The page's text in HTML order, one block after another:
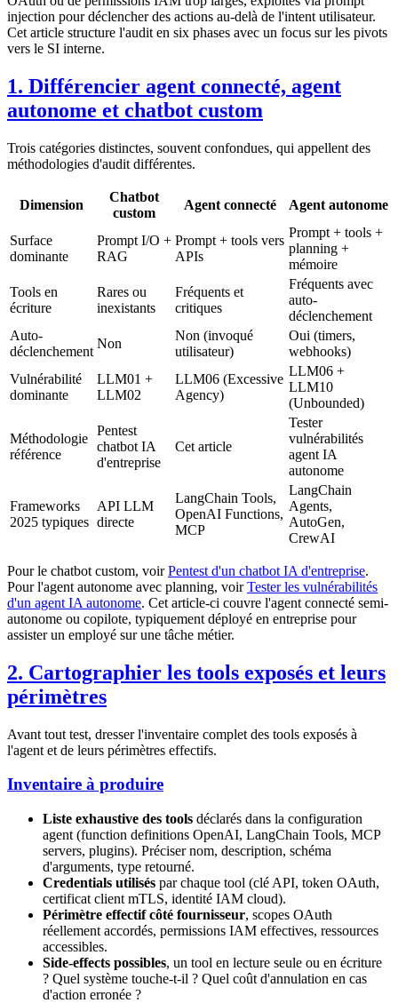
injection pour déclencher des actions au-delà de l'intent utilisateur.
Cet article structure l'audit en six phases avec un focus sur les pivots
vers le SI interne.
1. Différencier agent connecté, agent
autonome et chatbot custom
Trois catégories distinctes, souvent confondues, qui appellent des
méthodologies d'audit différentes.
Dimension
Chatbot
custom
Agent connecté Agent autonome
Surface
dominante
Prompt I/O +
RAG
Prompt + tools vers
APIs
Prompt + tools +
planning +
mémoire
Tools en
écriture
Rares ou
inexistants
Fréquents et
critiques
Fréquents avec
auto-
déclenchement
Auto-
déclenchement
Non
Non (invoqué
utilisateur)
Oui (timers,
webhooks)
Vulnérabilité
dominante
LLM01 +
LLM02
LLM06 (Excessive
Agency)
LLM06 +
LLM10
(Unbounded)
Méthodologie
référence
Pentest
chatbot IA
d'entreprise
Cet article
Tester
vulnérabilités
agent IA
autonome
Frameworks
2025 typiques
API LLM
directe
LangChain Tools,
OpenAI Functions,
MCP
LangChain
Agents,
AutoGen,
CrewAI
Pour le chatbot custom, voirPentest d'un chatbot IA d'entreprise.
Pour l'agent autonome avec planning, voirTester les vulnérabilités
d'un agent IA autonome. Cet article-ci couvre l'agent connecté semi-
autonome ou copilote, typiquement déployé en entreprise pour
assister un employé sur une tâche métier.
2. Cartographier les tools exposés et leurs
périmètres
Avant tout test, dresser l'inventaire complet des tools exposés à
l'agent et de leurs périmètres effectifs.
Inventaire à produire
Liste exhaustive des tools déclarés dans la configuration
agent (function definitions OpenAI, LangChain Tools, MCP
servers, plugins). Préciser nom, description, schéma
d'arguments, type retourné.
Credentials utilisés par chaque tool (clé API, token OAuth,
certificat client mTLS, identité IAM cloud).
Périmètre effectif côté fournisseur, scopes OAuth
réellement accordés, permissions IAM effectives, ressources
accessibles.
Side-effects possibles, un tool en lecture seule ou en écriture
? Quel système touche-t-il ? Quel coût d'annulation en cas
d'action erronée ?